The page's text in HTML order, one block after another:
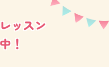
てばかりいる・・・。
て、上のお子さまがいう
ッスン
！